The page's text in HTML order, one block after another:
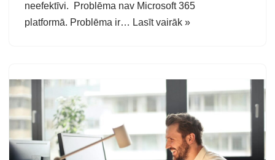
neefektīvi. Problēma nav Microsoft 365
platformā. Problēma ir… Lasīt vairāk »